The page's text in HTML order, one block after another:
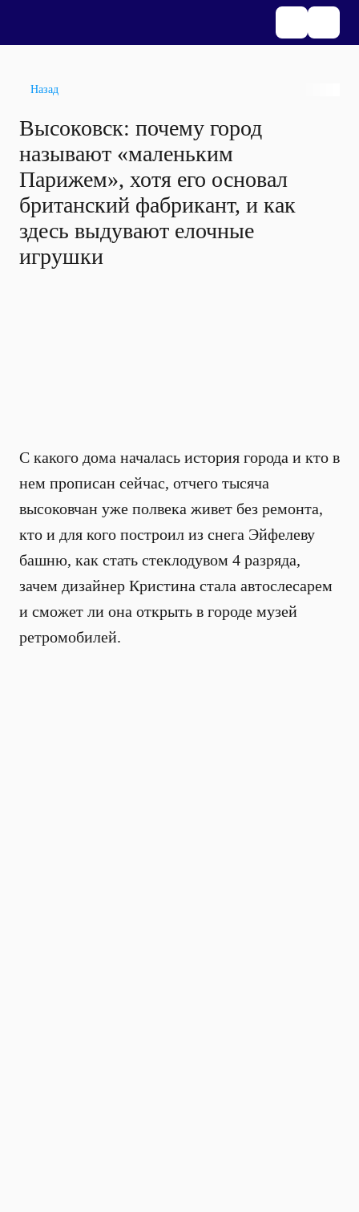
Назад
Высоковск: почему город
называют «маленьким
Парижем», хотя его основал
британский фабрикант, и как
здесь выдувают елочные
игрушки
С какого дома началась история города и кто в
нем прописан сейчас, отчего тысяча
высоковчан уже полвека живет без ремонта,
кто и для кого построил из снега Эйфелеву
башню, как стать стеклодувом 4 разряда,
зачем дизайнер Кристина стала автослесарем
и сможет ли она открыть в городе музей
ретромобилей.